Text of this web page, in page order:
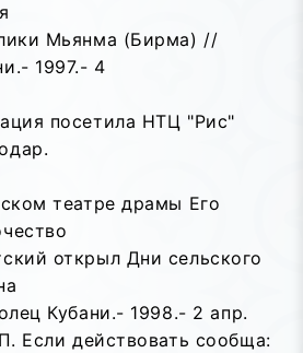
Мьянма (Бирма) //
1997.- 4
посетила НТЦ "Рис"
театре драмы Его
открыл Дни сельского
Кубани.- 1998.- 2 апр.
Если действовать сообща: